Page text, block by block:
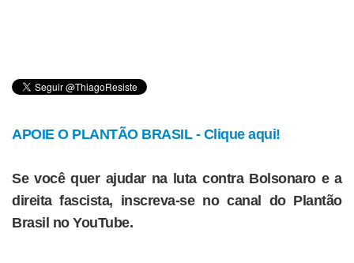
APOIE O PLANTÃO BRASIL - Clique aqui!
Se você quer ajudar na luta contra Bolsonaro e a
direita fascista, inscreva-se no canal do Plantão
Brasil no YouTube.